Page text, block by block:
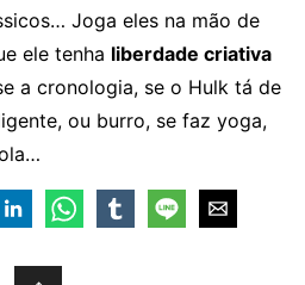
Joga eles na mão de
ele tenha liberdade criativa
a cronologia, se o Hulk tá de
ou burro, se faz yoga,